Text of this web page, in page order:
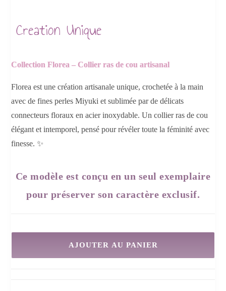
Creation Unique
Collection Florea – Collier ras de cou artisanal
Florea est une création artisanale unique, crochetée à la main
avec de fines perles Miyuki et sublimée par de délicats
connecteurs floraux en acier inoxydable. Un collier ras de cou
élégant et intemporel, pensé pour révéler toute la féminité avec
finesse. ✨
Ce modèle est conçu en un seul exemplaire
pour préserver son caractère exclusif.
AJOUTER AU PANIER